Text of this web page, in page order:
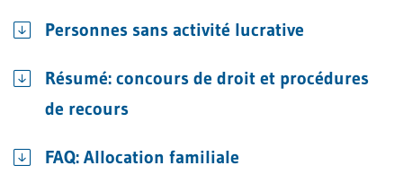
Personnes sans activité lucrative
Résumé: concours de droit et procédures
de recours
FAQ: Allocation familiale